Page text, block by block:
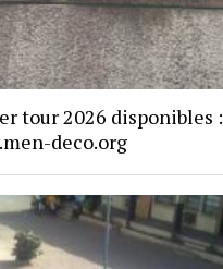
tour 2026 disponibles :
deco.org